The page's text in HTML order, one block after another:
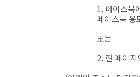
1. 페이스북
페이스북 응
또는
2. 현 페이